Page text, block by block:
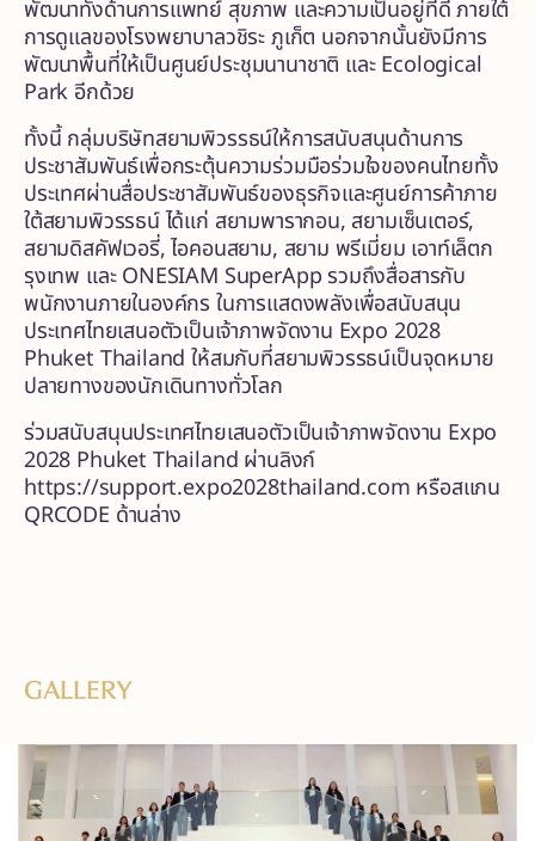
พัฒนาทั้งด้านการแพทย์ สุขภาพ และความเป็นอยู่ที่ดี ภายใต้
การดูแลของโรงพยาบาลวชิระ ภูเก็ต นอกจากนั้นยังมีการ
พัฒนาพื้นที่ให้เป็นศูนย์ประชุมนานาชาติ และ Ecological
Park อีกด้วย
ทั้งนี้ กลุ่มบริษัทสยามพิวรรธน์ให้การสนับสนุนด้านการ
ประชาสัมพันธ์เพื่อกระตุ้นความร่วมมือร่วมใจของคนไทยทั้ง
ประเทศผ่านสื่อประชาสัมพันธ์ของธุรกิจและศูนย์การค้าภาย
ใต้สยามพิวรรธน์ ได้แก่ สยามพารากอน, สยามเซ็นเตอร์,
สยามดิสคัฟเวอรี่, ไอคอนสยาม, สยาม พรีเมี่ยม เอาท์เล็ตก
รุงเทพ และ ONESIAM SuperApp รวมถึงสื่อสารกับ
พนักงานภายในองค์กร ในการแสดงพลังเพื่อสนับสนุน
ประเทศไทยเสนอตัวเป็นเจ้าภาพจัดงาน Expo 2028
Phuket Thailand ให้สมกับที่สยามพิวรรธน์เป็นจุดหมาย
ปลายทางของนักเดินทางทั่วโลก
ร่วมสนับสนุนประเทศไทยเสนอตัวเป็นเจ้าภาพจัดงาน Expo
2028 Phuket Thailand ผ่านลิงก์
https://support.expo2028thailand.com หรือสแกน
QRCODE ด้านล่าง
GALLERY